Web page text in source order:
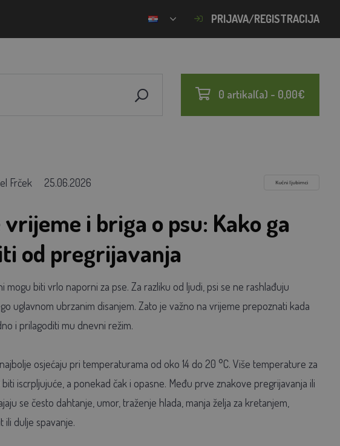
PRIJAVA/REGISTRACIJA
0 artikal(a) - 0,00€
Frček 25.06.2026 Kućni ljubimci
i briga o psu: Kako ga
od pregrijavanja
mogu biti vrlo naporni za pse. Za razliku od ljudi, psi se ne rashlađuju
uglavnom ubrzanim disanjem. Zato je važno na vrijeme prepoznati kada
i prilagoditi mu dnevni režim.
osjećaju pri temperaturama od oko 14 do 20 °C. Više temperature za
iscrpljujuće, a ponekad čak i opasne. Među prve znakove pregrijavanja ili
se često dahtanje, umor, traženje hlada, manja želja za kretanjem,
ili dulje spavanje.